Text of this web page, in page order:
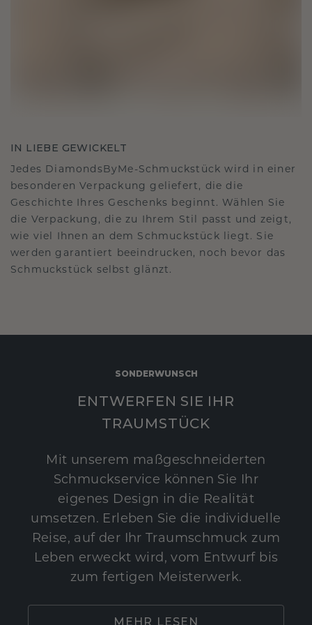
IN LIEBE GEWICKELT
Jedes DiamondsByMe-Schmuckstück wird in einer
besonderen Verpackung geliefert, die die
Geschichte Ihres Geschenks beginnt. Wählen Sie
die Verpackung, die zu Ihrem Stil passt und zeigt,
wie viel Ihnen an dem Schmuckstück liegt. Sie
werden garantiert beeindrucken, noch bevor das
Schmuckstück selbst glänzt.
SONDERWUNSCH
ENTWERFEN SIE IHR
TRAUMSTÜCK
Mit unserem maßgeschneiderten
Schmuckservice können Sie Ihr
eigenes Design in die Realität
umsetzen. Erleben Sie die individuelle
Reise, auf der Ihr Traumschmuck zum
Leben erweckt wird, vom Entwurf bis
zum fertigen Meisterwerk.
MEHR LESEN